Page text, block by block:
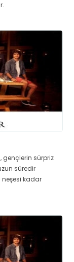
gençlerin sürpriz
süredir
neşesi kadar